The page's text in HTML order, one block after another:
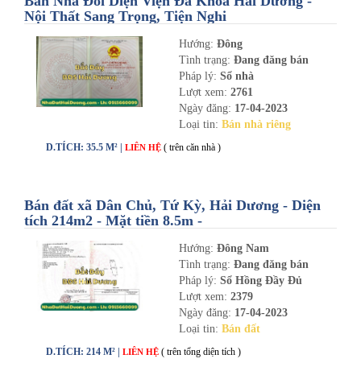
Nội Thất Sang Trọng, Tiện Nghi
Hướng: Đông
Tình trạng: Đang đăng bán
Pháp lý: Sổ nhà
Lượt xem: 2761
Ngày đăng: 17-04-2023
Loại tin: Bán nhà riêng
D.TÍCH: 35.5 M² | LIÊN HỆ ( trên căn nhà )
Bán đất xã Dân Chủ, Tứ Kỳ, Hải Dương - Diện
tích 214m2 - Mặt tiền 8.5m -
Hướng: Đông Nam
Tình trạng: Đang đăng bán
Pháp lý: Sổ Hồng Đầy Đủ
Lượt xem: 2379
Ngày đăng: 17-04-2023
Loại tin: Bán đất
D.TÍCH: 214 M² | LIÊN HỆ ( trên tổng diện tích )